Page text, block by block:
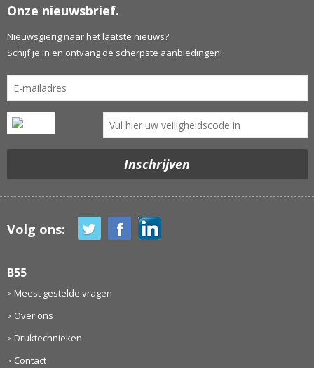
Onze nieuwsbrief.
Nieuwsgierig naar het laatste nieuws?
Schijf je in en ontvang de scherpste aanbiedingen!
Volg ons:
B55
Meest gestelde vragen
Over ons
Druktechnieken
Contact